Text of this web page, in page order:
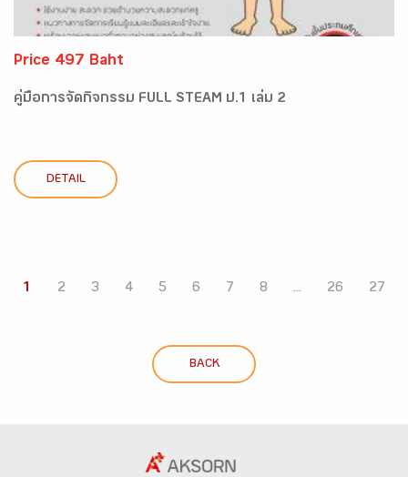
Price 497 Baht
คู่มือการจัดกิจกรรม FULL STEAM ป.1 เล่ม 2
DETAIL
1 2 3 4 5 6 7 8 ... 26 27
BACK